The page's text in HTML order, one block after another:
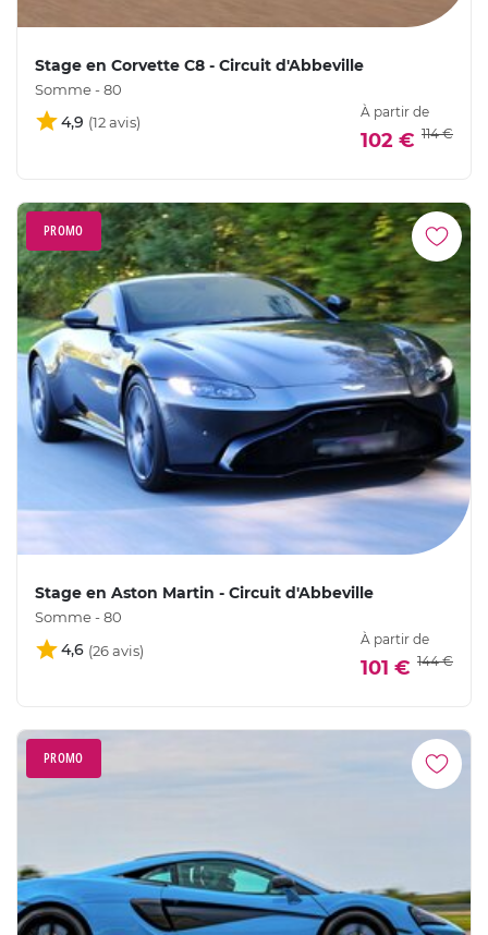
Stage en Corvette C8 - Circuit d'Abbeville
Somme - 80
4,9
À partir de
102 € 114 €
PROMO
Stage en Aston Martin - Circuit d'Abbeville
Somme - 80
4,6
À partir de
101 € 144 €
PROMO